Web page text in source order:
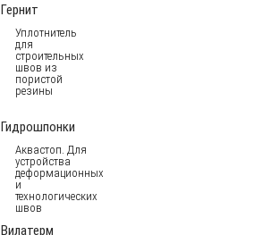
Гернит
Уплотнитель
для
строительных
швов из
пористой
резины
Гидрошпонки
Аквастоп. Для
устройства
деформационных
и
технологических
швов
Вилатерм